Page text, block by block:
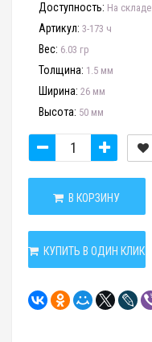
Доступность: На складе
Артикул: 3-173 ч
Вес: 6.03 гр
Толщина: 1.5 мм
Ширина: 26 мм
Высота: 50 мм
В КОРЗИНУ
КУПИТЬ В ОДИН КЛИК